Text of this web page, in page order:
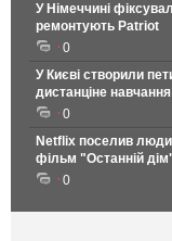
У Німеччині
ремонтують Patriot
0
У Києві створили
дистанціне
0
Netflix поселив
фільм "Останній
0